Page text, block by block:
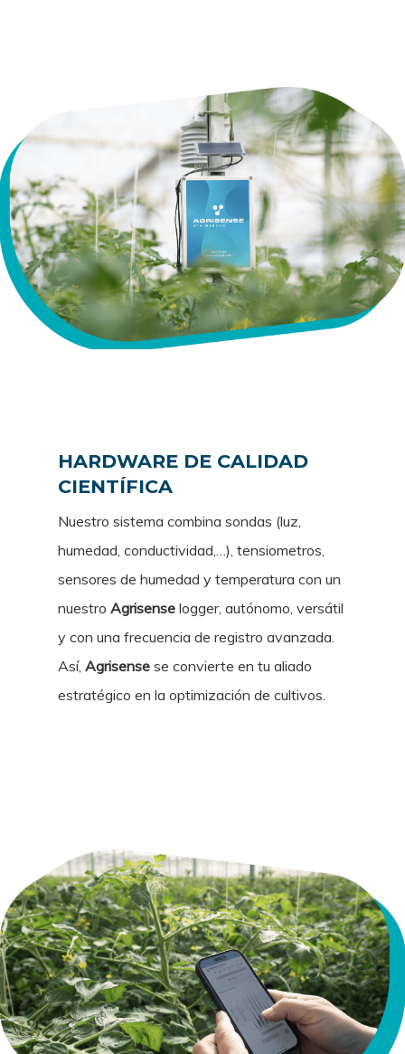
HARDWARE DE CALIDAD
CIENTÍFICA
Nuestro sistema combina sondas (luz,
humedad, conductividad,…), tensiometros,
sensores de humedad y temperatura con un
nuestroAgrisenselogger, autónomo, versátil
y con una frecuencia de registro avanzada.
Así,Agrisense se convierte en tu aliado
estratégico en la optimización de cultivos.